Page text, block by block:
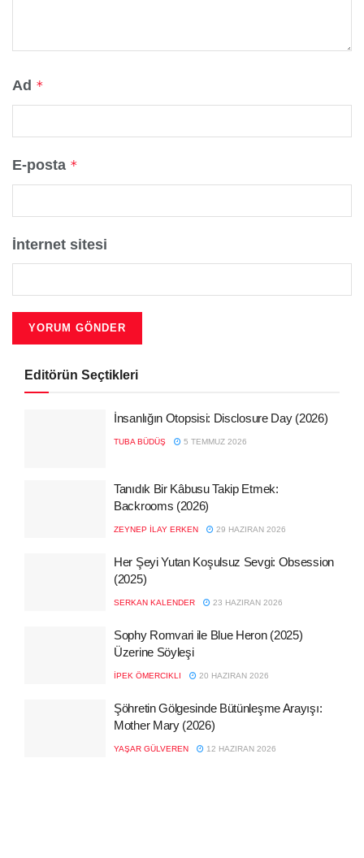
Ad *
E-posta *
İnternet sitesi
Editörün Seçtikleri
İnsanlığın Otopsisi: Disclosure Day (2026)
TUBA BÜDÜŞ 5 TEMMUZ 2026
Tanıdık Bir Kâbusu Takip Etmek:
Backrooms (2026)
ZEYNEP İLAY ERKEN 29 HAZIRAN 2026
Her Şeyi Yutan Koşulsuz Sevgi: Obsession
(2025)
SERKAN KALENDER 23 HAZIRAN 2026
Sophy Romvari ile Blue Heron (2025)
Üzerine Söyleşi
İPEK ÖMERCIKLI 20 HAZIRAN 2026
Şöhretin Gölgesinde Bütünleşme Arayışı:
Mother Mary (2026)
YAŞAR GÜLVEREN 12 HAZIRAN 2026